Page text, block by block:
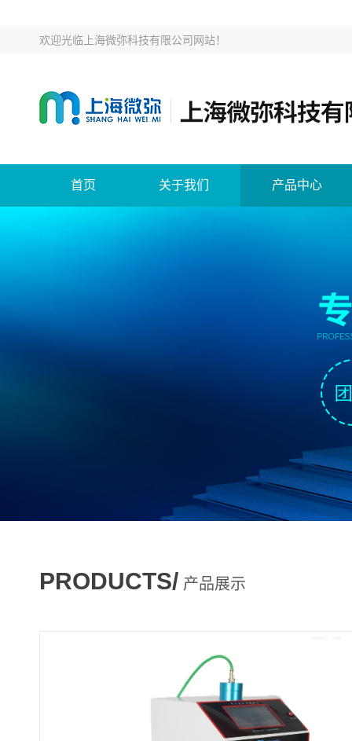
欢迎光临 上海微弥科技有限公司网站！
首页 关于我们 产品中心
PRODUCTS/ 产品展示